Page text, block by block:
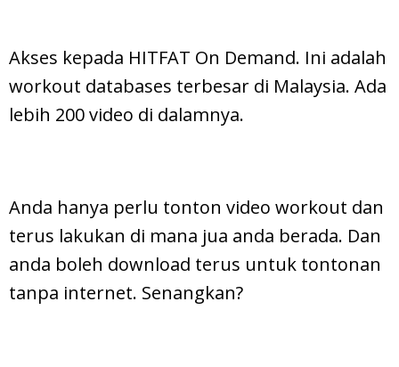
Akses kepada HITFAT On Demand. Ini adalah
workout databases terbesar di Malaysia. Ada
lebih 200 video di dalamnya.
Anda hanya perlu tonton video workout dan
terus lakukan di mana jua anda berada. Dan
anda boleh download terus untuk tontonan
tanpa internet. Senangkan?